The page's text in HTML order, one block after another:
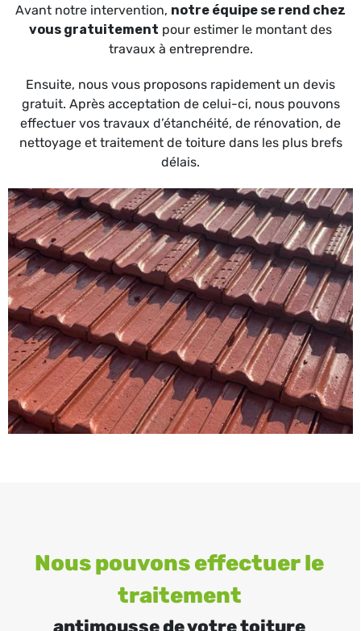
Avant notre intervention, notre équipe se rend chez
vous gratuitement pour estimer le montant des
travaux à entreprendre.
Ensuite, nous vous proposons rapidement un devis
gratuit. Après acceptation de celui-ci, nous pouvons
effectuer vos travaux d’étanchéité, de rénovation, de
nettoyage et traitement de toiture dans les plus brefs
délais.
Nous pouvons effectuer le
traitement
antimousse de votre toiture